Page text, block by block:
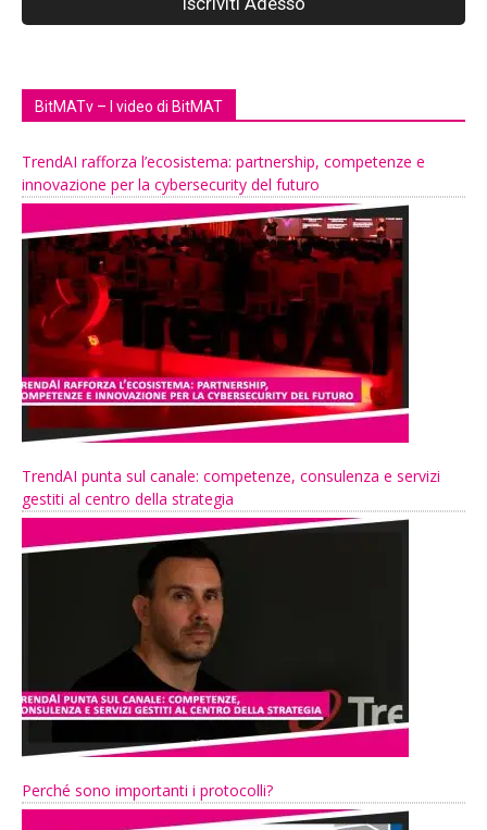
BitMATv – I video di BitMAT
TrendAI rafforza l’ecosistema: partnership, competenze e
innovazione per la cybersecurity del futuro
TrendAI punta sul canale: competenze, consulenza e servizi
gestiti al centro della strategia
Perché sono importanti i protocolli?